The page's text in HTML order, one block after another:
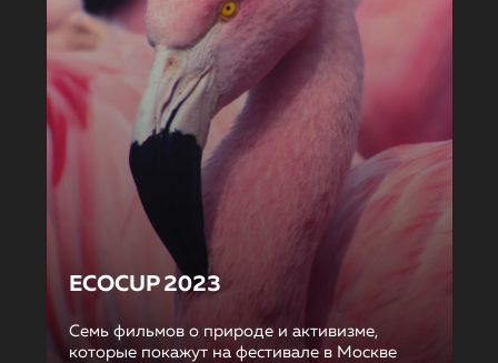
ECOCUP 2023
Семь фильмов о природе и активизме,
которые покажут на фестивале в Москве